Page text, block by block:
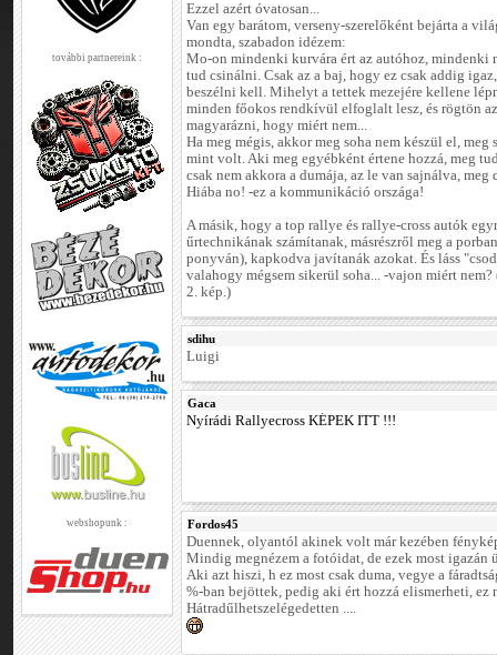
további partnereink :
webshopunk :
Ezzel azért óvatosan...
Van egy barátom, verseny-szerelőként bejárta a
mondta, szabadon idézem:
Mo-on mindenki kurvára ért az autóhoz, mindenki
tud csinálni. Csak az a baj, hogy ez csak addig
beszélni kell. Mihelyt a tettek mezejére kellene
minden főokos rendkívül elfoglalt lesz, és rögtön
magyarázni, hogy miért nem...
Ha meg mégis, akkor meg soha nem készül el,
mint volt. Aki meg egyébként értene hozzá, meg
csak nem akkora a dumája, az le van sajnálva, meg
Hiába no! -ez a kommunikáció országa!
A másik, hogy a top rallye és rallye-cross autók
űrtechnikának számítanak, másrészről meg a
ponyván), kapkodva javítanák azokat. És láss
valahogy mégsem sikerül soha... -vajon miért
2. kép.)
sdihu
Luigi
Gaca
Nyírádi Rallyecross KÉPEK ITT !!!
Fordos45
Duennek, olyantól akinek volt már kezében
Mindig megnézem a fotóidat, de ezek most igazán
Aki azt hiszi, h ez most csak duma, vegye a
%-ban bejöttek, pedig aki ért hozzá elismerheti, ez
Hátradűlhetszelégedetten ....